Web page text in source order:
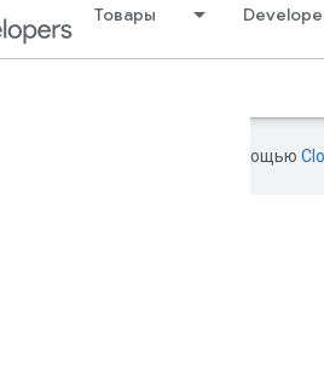
Товары
Эта страница переведена с помощью